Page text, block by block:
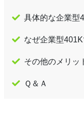
具体的な企業型
なぜ企業型
その他のメリッ
Ｑ＆Ａ